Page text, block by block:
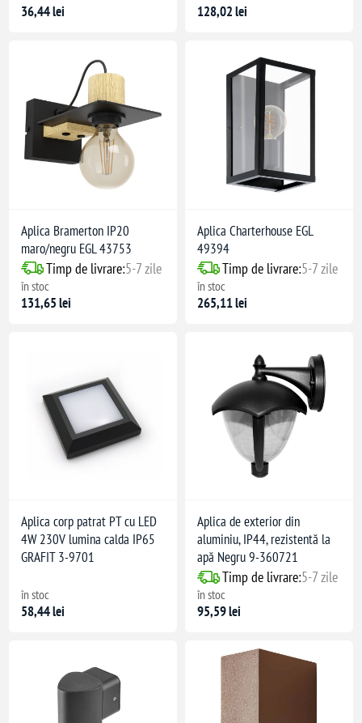
36,44 lei 128,02 lei
Aplica Bramerton IP20
maro/negru EGL 43753
Timp de livrare:5-7 zile
în stoc
131,65 lei
Aplica Charterhouse EGL
49394
Timp de livrare:5-7 zile
în stoc
265,11 lei
Aplica corp patrat PT cu LED
4W 230V lumina calda IP65
GRAFIT 3-9701
în stoc
58,44 lei
Aplica de exterior din
aluminiu, IP44, rezistentă la
apă Negru 9-360721
Timp de livrare:5-7 zile
în stoc
95,59 lei